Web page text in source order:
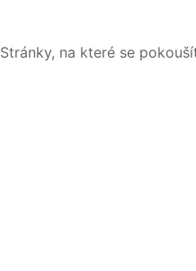
Stránky, na které se